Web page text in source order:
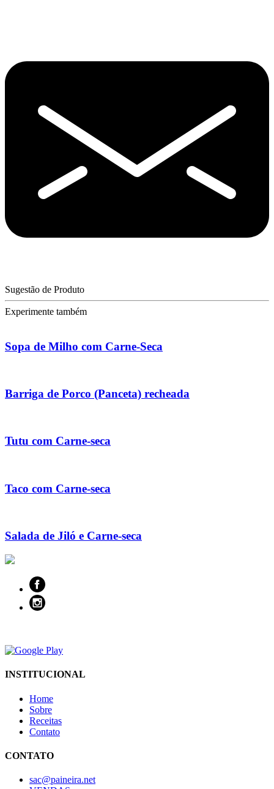
Sugestão de Produto
Experimente também
Sopa de Milho com Carne-Seca
Barriga de Porco (Panceta) recheada
Tutu com Carne-seca
Taco com Carne-seca
Salada de Jiló e Carne-seca
INSTITUCIONAL
Home
Sobre
Receitas
Contato
CONTATO
sac@paineira.net